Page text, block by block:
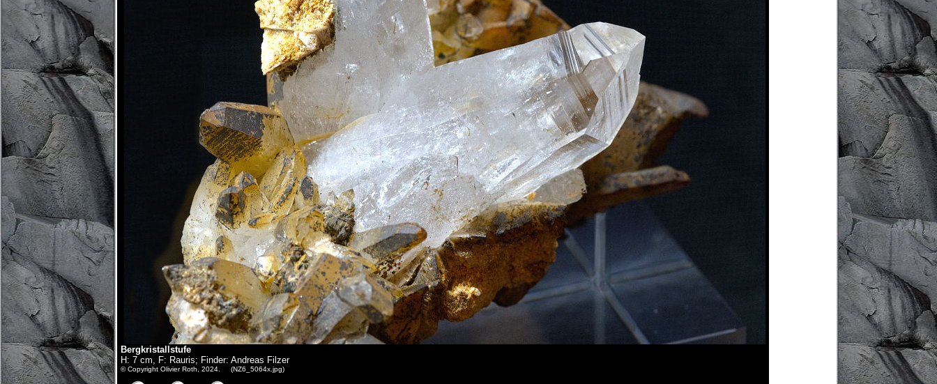
Bergkristallstufe
H: 7 cm, F: Rauris; Finder: Andreas Filzer
© Copyright Olivier Roth, 2024. (NZ6_5064x.jpg)